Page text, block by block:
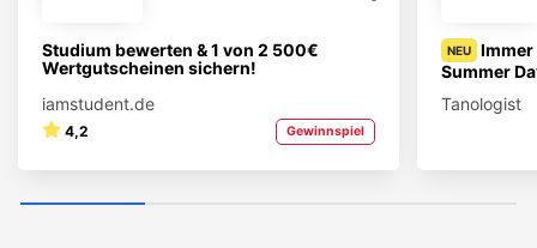
Studium bewerten & 1 von 2 500€
Wertgutscheinen sichern!
iamstudent.de
4,2 Gewinnspiel
NEU
Immer
Summer
Tanologist